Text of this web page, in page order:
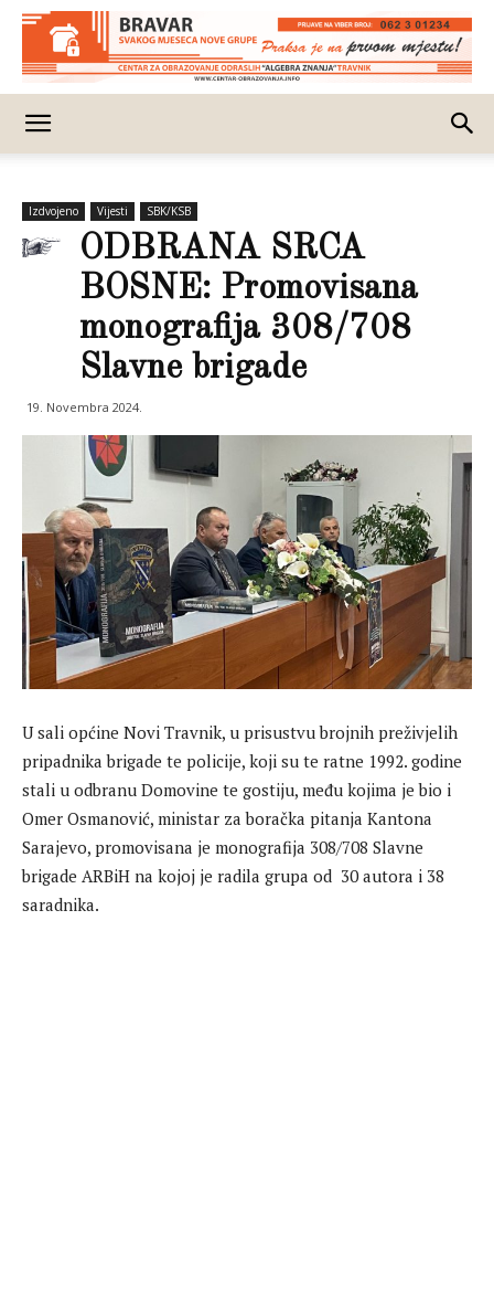
Izdvojeno Vijesti SBK/KSB
ODBRANA SRCA
BOSNE: Promovisana
monografija 308/708
Slavne brigade
19. Novembra 2024.
U sali općine Novi Travnik, u prisustvu brojnih preživjelih
pripadnika brigade te policije, koji su te ratne 1992. godine
stali u odbranu Domovine te gostiju, među kojima je bio i
Omer Osmanović, ministar za boračka pitanja Kantona
Sarajevo, promovisana je monografija 308/708 Slavne
brigade ARBiH na kojoj je radila grupa od 30 autora i 38
saradnika.